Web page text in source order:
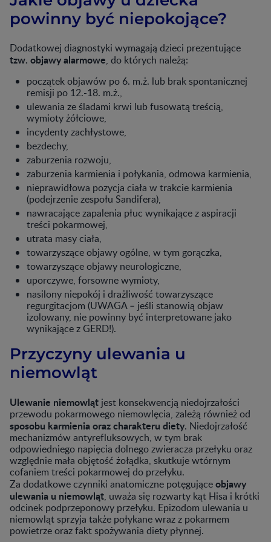
powinny być niepokojące?
Dodatkowej diagnostyki wymagają dzieci prezentujące
tzw. objawy alarmowe, do których należą:
początek objawów po 6. m.ż. lub brak spontanicznej
remisji po 12.-18. m.ż.,
ulewania ze śladami krwi lub fusowatą treścią,
wymioty żółciowe,
incydenty zachłystowe,
bezdechy,
zaburzenia rozwoju,
zaburzenia karmienia i połykania, odmowa karmienia,
nieprawidłowa pozycja ciała w trakcie karmienia
(podejrzenie zespołu Sandifera),
nawracające zapalenia płuc wynikające z aspiracji
treści pokarmowej,
utrata masy ciała,
towarzyszące objawy ogólne, w tym gorączka,
towarzyszące objawy neurologiczne,
uporczywe, forsowne wymioty,
nasilony niepokój i drażliwość towarzyszące
regurgitacjom (UWAGA – jeśli stanowią objaw
izolowany, nie powinny być interpretowane jako
wynikające z GERD!).
Przyczyny ulewania u
niemowląt
Ulewanie niemowląt jest konsekwencją niedojrzałości
przewodu pokarmowego niemowlęcia, zależą również od
sposobu karmienia oraz charakteru diety. Niedojrzałość
mechanizmów antyrefluksowych, w tym brak
odpowiedniego napięcia dolnego zwieracza przełyku oraz
względnie mała objętość żołądka, skutkuje wtórnym
cofaniem treści pokarmowej do przełyku.
Za dodatkowe czynniki anatomiczne potęgująceobjawy
ulewania u niemowląt, uważa się rozwarty kąt Hisa i krótki
odcinek podprzeponowy przełyku. Epizodom ulewania u
niemowląt sprzyja także połykane wraz z pokarmem
powietrze oraz fakt spożywania diety płynnej.